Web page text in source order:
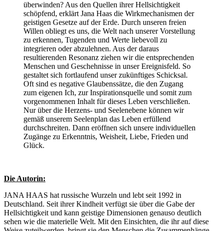
überwinden? Aus den Quellen ihrer Hellsichtigkeit
schöpfend, erklärt Jana Haas die Wirkmechanismen der
geistigen Gesetze auf der Erde. Durch unseren freien
Willen obliegt es uns, die Welt nach unserer Vorstellung
zu erkennen, Tugenden und Werte liebevoll zu
integrieren oder abzulehnen. Aus der daraus
resultierenden Resonanz ziehen wir die entsprechenden
Menschen und Geschehnisse in unser Ereignisfeld. So
gestaltet sich fortlaufend unser zukünftiges Schicksal.
Oft sind es negative Glaubenssätze, die den Zugang
zum eigenen Ich, zur Inspirationsquelle und somit zum
vorgenommenen Inhalt für dieses Leben verschließen.
Nur über die Herzens- und Seelenebene können wir
gemäß unserem Seelenplan das Leben erfüllend
durchschreiten. Dann eröffnen sich unsere individuellen
Zugänge zu Erkenntnis, Weisheit, Liebe, Frieden und
Glück.
Die Autorin:
JANA HAAS hat russische Wurzeln und lebt seit 1992 in
Deutschland. Seit ihrer Kindheit verfügt sie über die Gabe der
Hellsichtigkeit und kann geistige Dimensionen genauso deutlich
sehen wie die materielle Welt. Mit den Einsichten, die ihr auf diese